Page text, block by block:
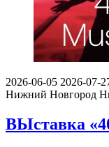
2026-06-05 2026-07-
Нижний Новгород
ВЫставка